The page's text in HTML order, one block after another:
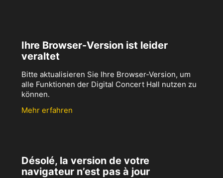
Ihre Browser-Version ist leider
veraltet
Bitte aktualisieren Sie Ihre Browser-Version, um
alle Funktionen der Digital Concert Hall nutzen zu
können.
Mehr erfahren
Désolé, la version de votre
navigateur n’est pas à jour